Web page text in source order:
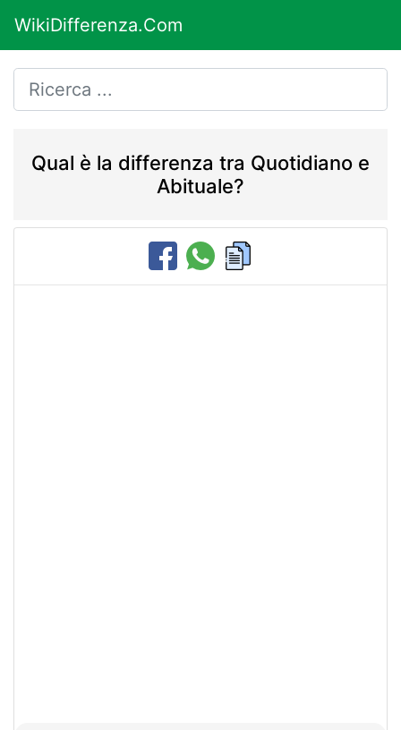
WikiDifferenza.Com
Qual è la differenza tra Quotidiano e
Abituale?